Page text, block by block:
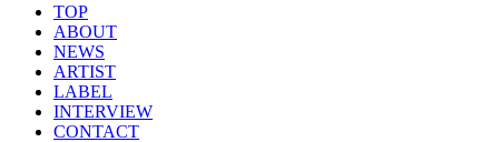
TOP
ABOUT
NEWS
ARTIST
LABEL
INTERVIEW
CONTACT